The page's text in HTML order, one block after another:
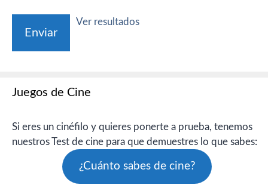
Ver resultados
Juegos de Cine
Si eres un cinéfilo y quieres ponerte a prueba, tenemos
nuestros Test de cine para que demuestres lo que sabes:
¿Cuánto sabes de cine?